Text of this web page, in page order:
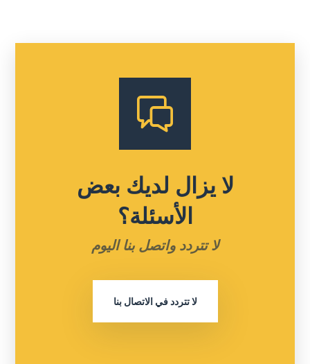
لا يزال لديك بعض
الأسئلة؟
لا تتردد واتصل بنا اليوم
لا تتردد في الاتصال بنا